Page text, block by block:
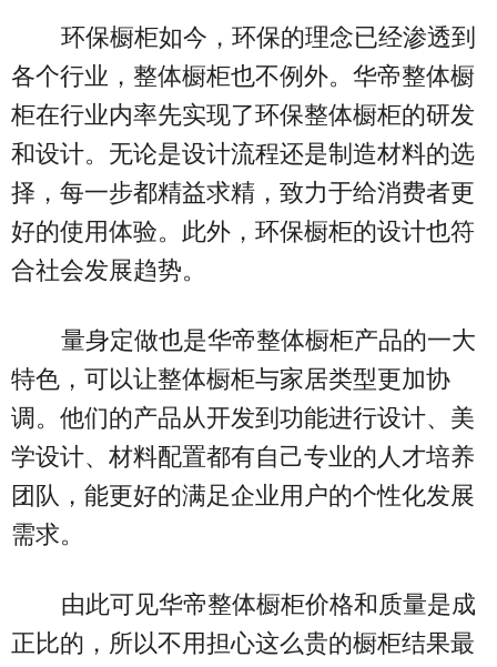
环保橱柜如今，环保的理念已经渗透到
各个行业，整体橱柜也不例外。华帝整体橱
柜在行业内率先实现了环保整体橱柜的研发
和设计。无论是设计流程还是制造材料的选
择，每一步都精益求精，致力于给消费者更
好的使用体验。此外，环保橱柜的设计也符
合社会发展趋势。
量身定做也是华帝整体橱柜产品的一大
特色，可以让整体橱柜与家居类型更加协
调。他们的产品从开发到功能进行设计、美
学设计、材料配置都有自己专业的人才培养
团队，能更好的满足企业用户的个性化发展
需求。
由此可见华帝整体橱柜价格和质量是成
正比的，所以不用担心这么贵的橱柜结果最